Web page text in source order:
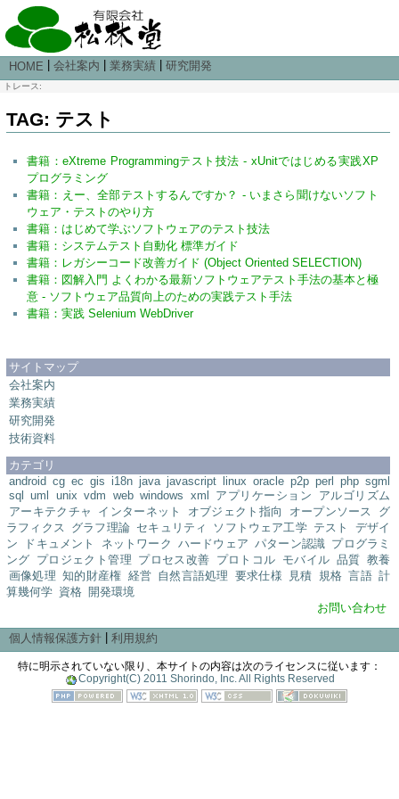
HOME 会社案内 業務実績| 研究開発
トレース:
TAG: テスト
書籍：eXtreme Programmingテスト技法 - xUnitではじめる実践XP
プログラミング
書籍：えー、全部テストするんですか？ - いまさら聞けないソフト
ウェア・テストのやり方
書籍：はじめて学ぶソフトウェアのテスト技法
書籍：システムテスト自動化 標準ガイド
書籍：レガシーコード改善ガイド (Object Oriented SELECTION)
書籍：図解入門 よくわかる最新ソフトウェアテスト手法の基本と極
意 - ソフトウェア品質向上のための実践テスト手法
書籍：実践 Selenium WebDriver
サイトマップ
会社案内
業務実績
研究開発
技術資料
カテゴリ
android cg ec gis i18n java javascript linux oracle p2p perl php sgml
sql uml unix vdm web windows xml アプリケーション
アルゴリズム
アーキテクチャ
インターネット オブジェクト指向 オープンソース
グ
ラフィクス
グラフ理論 セキュリティ ソフトウェア工学 テスト
デザイ
ン
ドキュメント ネットワーク ハードウェア パターン認識 プログラミ
ング プロジェクト管理 プロセス改善 プロトコル モバイル 品質 教養
画像処理 知的財産権 経営 自然言語処理 要求仕様 見積 規格 言語 計
算幾何学 資格 開発環境
お問い合わせ
個人情報保護方針| 利用規約
特に明示されていない限り、本サイトの内容は次のライセンスに従います：
Copyright(C) 2011 Shorindo, Inc. All Rights Reserved